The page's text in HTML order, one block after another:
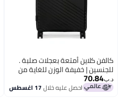
3
كالفن كلاين أمتعة بعجلات صلبة .
للجنسين | خفيفة الوزن للغاية من
بعجلات دوارة ألوان أسود
د.ب‏70.84
احصل عليه خلال17 اغسطس